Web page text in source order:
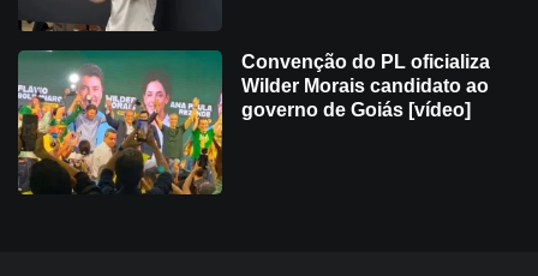
Convenção do PL oficializa
Wilder Morais candidato ao
governo de Goiás [vídeo]